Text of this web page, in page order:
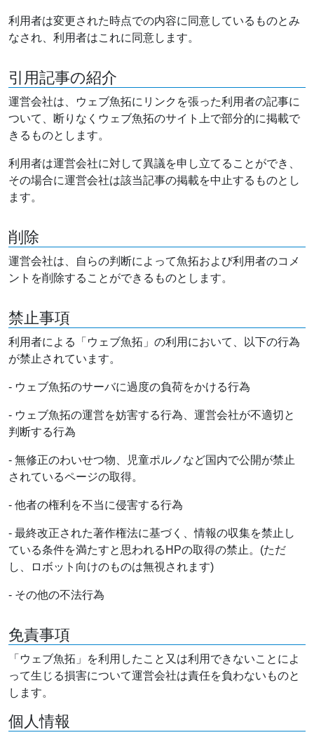
利用者は変更された時点での内容に同意しているものとみ
なされ、利用者はこれに同意します。
引用記事の紹介
運営会社は、ウェブ魚拓にリンクを張った利用者の記事に
ついて、断りなくウェブ魚拓のサイト上で部分的に掲載で
きるものとします。
利用者は運営会社に対して異議を申し立てることができ、
その場合に運営会社は該当記事の掲載を中止するものとし
ます。
削除
運営会社は、自らの判断によって魚拓および利用者のコメ
ントを削除することができるものとします。
禁止事項
利用者による「ウェブ魚拓」の利用において、以下の行為
が禁止されています。
- ウェブ魚拓のサーバに過度の負荷をかける行為
- ウェブ魚拓の運営を妨害する行為、運営会社が不適切と
判断する行為
- 無修正のわいせつ物、児童ポルノなど国内で公開が禁止
されているページの取得。
- 他者の権利を不当に侵害する行為
- 最終改正された著作権法に基づく、情報の収集を禁止し
ている条件を満たすと思われるHPの取得の禁止。(ただ
し、ロボット向けのものは無視されます)
- その他の不法行為
免責事項
「ウェブ魚拓」を利用したこと又は利用できないことによ
って生じる損害について運営会社は責任を負わないものと
します。
個人情報